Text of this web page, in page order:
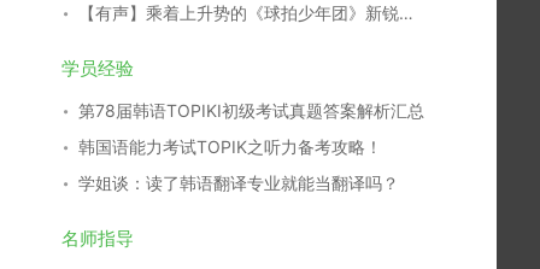
【有声】乘着上升势的《球拍少年团》新锐演员们
学员经验
第78届韩语TOPIKⅠ初级考试真题答案解析汇总
韩国语能力考试TOPIK之听力备考攻略！
学姐谈：读了韩语翻译专业就能当翻译吗？
名师指导